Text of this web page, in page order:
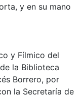
y en su mano
y Fílmico del
la Biblioteca
Borrero, por
la Secretaría de